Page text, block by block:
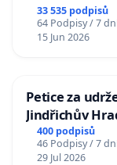
33 535 podpisů
64 Podpisy / 7
15 Jun 2026
Petice za
Jindřichův
400 podpisů
46 Podpisy / 7
29 Jul 2026